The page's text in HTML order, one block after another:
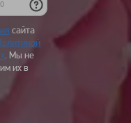
сайта
. Мы не
их в